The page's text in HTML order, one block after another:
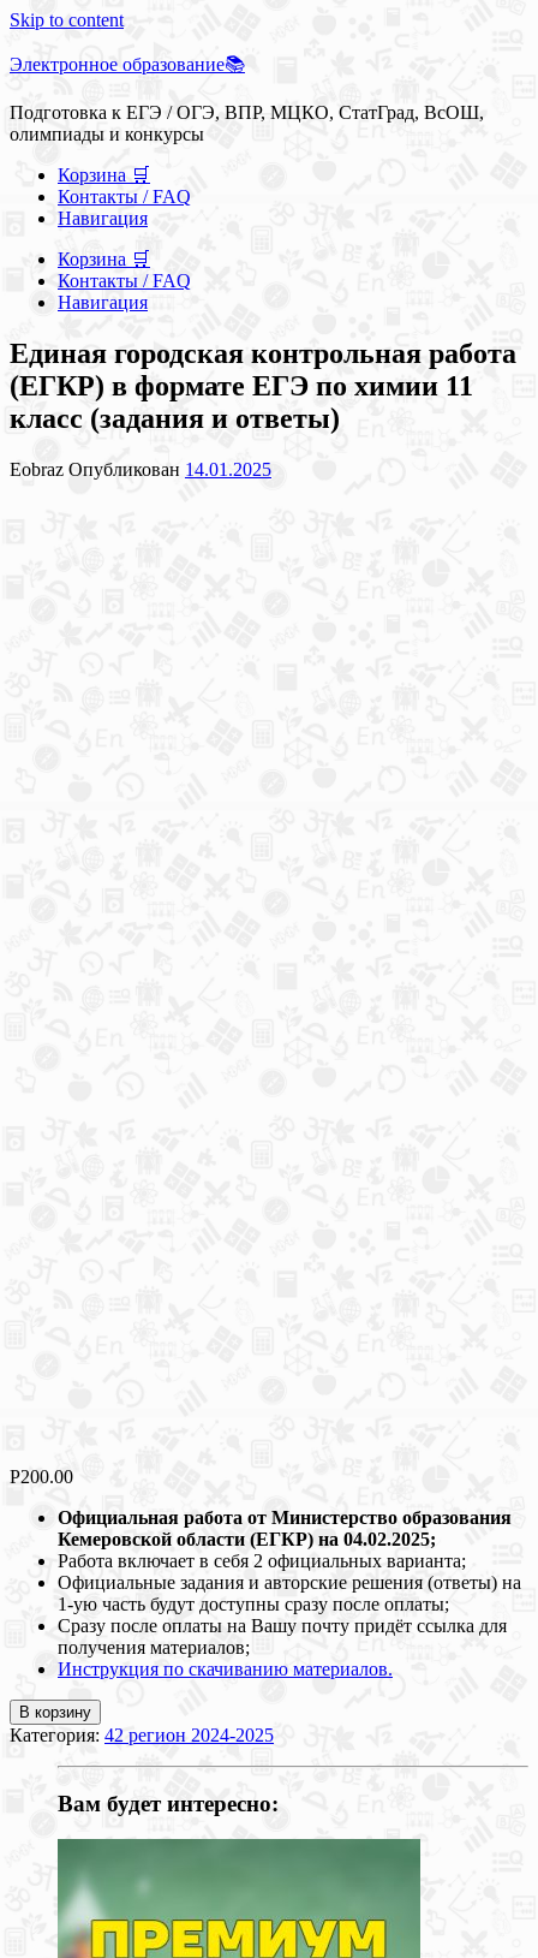
Skip to content
Электронное образование📚
Подготовка к ЕГЭ / ОГЭ, ВПР, МЦКО, СтатГрад, ВсОШ,
олимпиады и конкурсы
Корзина 🛒
Контакты / FAQ
Навигация
Корзина 🛒
Контакты / FAQ
Навигация
Единая городская контрольная работа
(ЕГКР) в формате ЕГЭ по химии 11
класс (задания и ответы)
Eobraz Опубликован 14.01.2025
Р200.00
Официальная работа от Министерство образования
Кемеровской области (ЕГКР) на 04.02.2025;
Работа включает в себя 2 официальных варианта;
Официальные задания и авторские решения (ответы) на
1-ую часть будут доступны сразу после оплаты;
Сразу после оплаты на Вашу почту придёт ссылка для
получения материалов;
Инструкция по скачиванию материалов.
В корзину
Категория: 42 регион 2024-2025
Вам будет интересно: